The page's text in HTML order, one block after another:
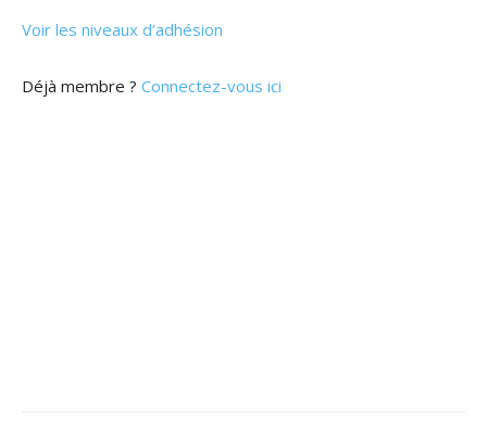
Voir les niveaux d’adhésion
Déjà membre ? Connectez-vous ici